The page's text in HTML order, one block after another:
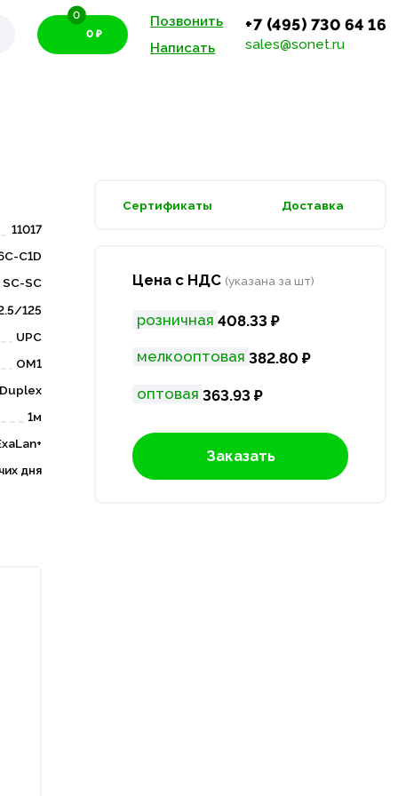
0 ₽
0
Позвонить
Написать
+7 (495) 730 64 16
sales@sonet.ru
11017
C1D
SC-SC
125
UPC
OM1
1м
дня
Сертификаты Доставка
Цена с НДС (указана за шт)
розничная 408.33 ₽
мелкооптовая 382.80 ₽
оптовая 363.93 ₽
Заказать